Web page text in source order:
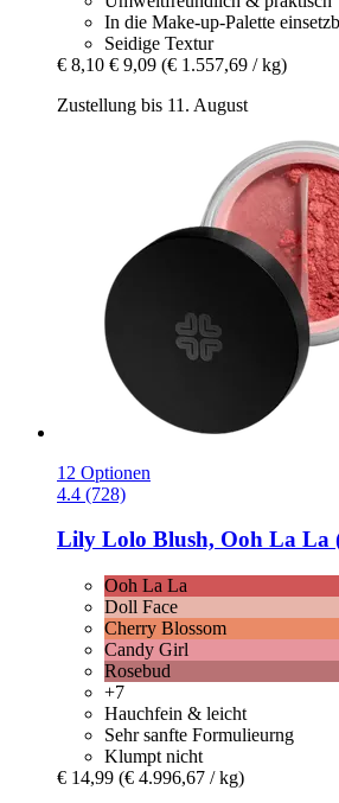
In die Make-up-Palette
Seidige Textur
€ 8,10 € 9,09 (€ 1.557,69 / kg)
Zustellung bis 11. August
12 Optionen
4.4 (728)
Lily Lolo Blush, Ooh La La
Ooh La La
Doll Face
Cherry Blossom
Candy Girl
Rosebud
+7
Hauchfein & leicht
Sehr sanfte Formulieurng
Klumpt nicht
€ 14,99 (€ 4.996,67 / kg)